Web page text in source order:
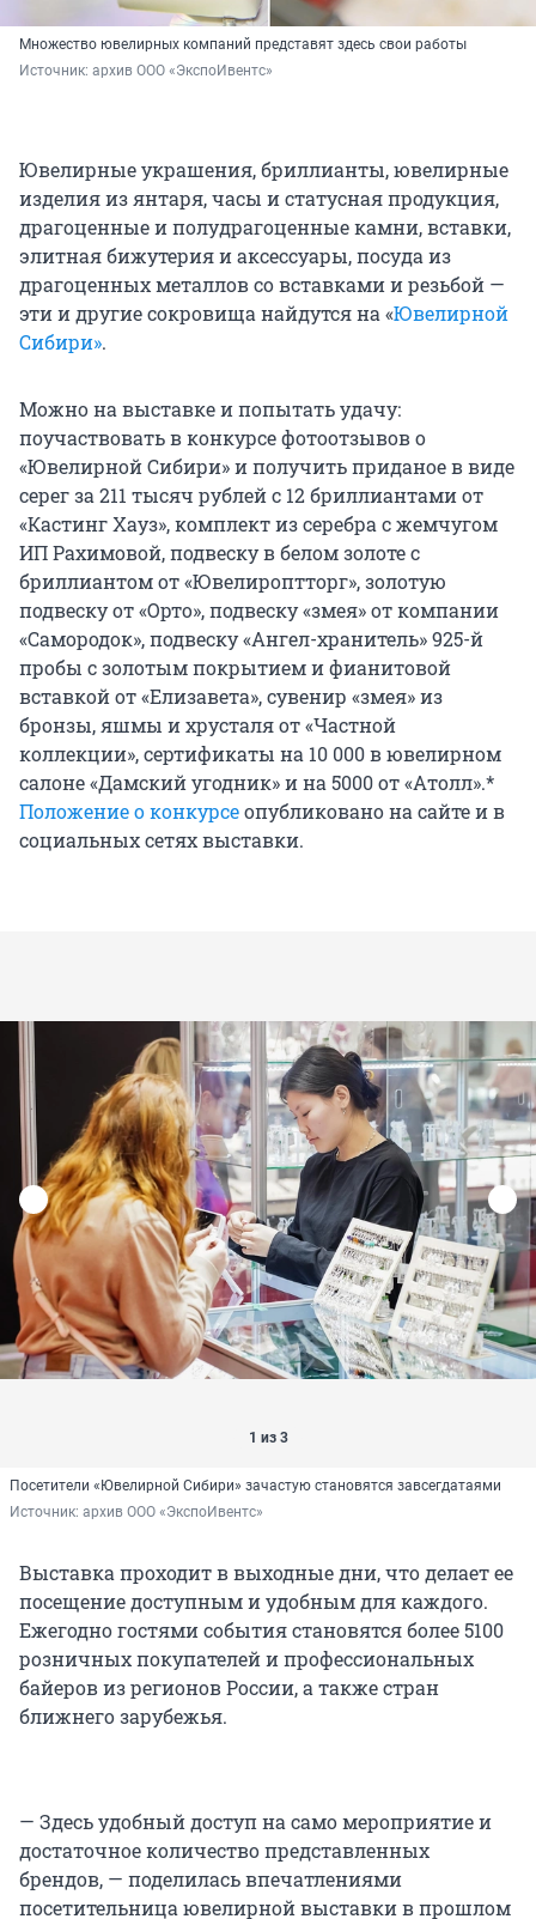
Множество ювелирных компаний представят здесь свои работы
Источник: архив ООО «ЭкспоИвентс»
Ювелирные украшения, бриллианты, ювелирные
изделия из янтаря, часы и статусная продукция,
драгоценные и полудрагоценные камни, вставки,
элитная бижутерия и аксессуары, посуда из
драгоценных металлов со вставками и резьбой —
эти и другие сокровища найдутся на «Ювелирной
Сибири».
Можно на выставке и попытать удачу:
поучаствовать в конкурсе фотоотзывов о
«Ювелирной Сибири» и получить приданое в виде
серег за211 тысяч рублей с 12 бриллиантамиот
«Кастинг Хауз», комплект из серебра с жемчугом
ИП Рахимовой, подвеску в белом золоте с
бриллиантом от «Ювелироптторг», золотую
подвеску от «Орто», подвеску «змея» от компании
«Самородок», подвеску «Ангел-хранитель» 925-й
пробы с золотым покрытием и фианитовой
вставкой от «Елизавета», сувенир «змея» из
бронзы, яшмы и хрусталя от «Частной
коллекции», сертификаты на 10 000в ювелирном
салоне «Дамский угодник» и на 5000 от «Атолл».*
Положение о конкурсеопубликовано на сайте и в
социальных сетях выставки.
1 из 3
Посетители «Ювелирной Сибири» зачастую становятся завсегдатаями
Источник: архив ООО «ЭкспоИвентс»
Выставка проходит в выходные дни, что делает ее
посещение доступным и удобным для каждого.
Ежегодно гостями события становятся более 5100
розничных покупателей и профессиональных
байеров из регионов России, а также стран
ближнего зарубежья.
— Здесь удобный доступ на само мероприятие и
достаточное количество представленных
брендов, — поделилась впечатлениями
посетительница ювелирной выставки в прошлом